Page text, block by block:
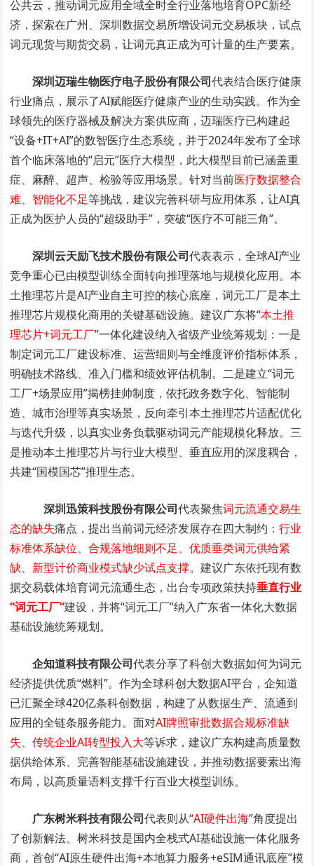
公共云，推动词元应用全域全时全行业落地培育OPC新经
济，探索在广州、深圳数据交易所增设词元交易板块，试点
词元现货与期货交易，让词元真正成为可计量的生产要素。
深圳迈瑞生物医疗电子股份有限公司代表结合医疗健康
行业痛点，展示了AI赋能医疗健康产业的生动实践。作为全
球领先的医疗器械及解决方案供应商，迈瑞医疗已构建起
“设备+IT+AI”的数智医疗生态系统，并于2024年发布了全球
首个临床落地的“启元”医疗大模型，此大模型目前已涵盖重
症、麻醉、超声、检验等应用场景。针对当前医疗数据整合
难、智能化不足等挑战，建议完善科研与应用体系，让AI真
正成为医护人员的“超级助手”，突破“医疗不可能三角”。
深圳云天励飞技术股份有限公司代表表示，全球AI产业
竞争重心已由模型训练全面转向推理落地与规模化应用。本
土推理芯片是AI产业自主可控的核心底座，词元工厂是本土
推理芯片规模化商用的关键基础设施。建议广东将“本土推
理芯片+词元工厂”一体化建设纳入省级产业统筹规划：一是
制定词元工厂建设标准、运营细则与全维度评价指标体系，
明确技术路线、准入门槛和绩效评估机制。二是建立“词元
工厂+场景应用”揭榜挂帅制度，依托政务数字化、智能制
造、城市治理等真实场景，反向牵引本土推理芯片适配优化
与迭代升级，以真实业务负载驱动词元产能规模化释放。三
是推动本土推理芯片与行业大模型、垂直应用的深度耦合，
共建“国模国芯”推理生态。
深圳迅策科技股份有限公司代表聚焦词元流通交易生
态的缺失痛点，提出当前词元经济发展存在四大制约：行业
标准体系缺位、合规落地细则不足、优质垂类词元供给紧
缺、新型计价商业模式缺少试点支撑。建议广东依托现有数
据交易载体培育词元流通生态，出台专项政策扶持垂直行业
“词元工厂”建设，并将“词元工厂”纳入广东省一体化大数据
基础设施统筹规划。
企知道科技有限公司代表分享了科创大数据如何为词元
经济提供优质“燃料”。作为全球科创大数据AI平台，企知道
已汇聚全球420亿条科创数据，构建了从数据生产、流通到
应用的全链条服务能力。面对AI牌照审批数据合规标准缺
失、传统企业AI转型投入大等诉求，建议广东构建高质量数
据供给体系、完善智能基础设施建设，并推动数据要素出海
布局，以高质量语料支撑千行百业大模型训练。
广东树米科技有限公司代表则从“AI硬件出海”角度提出
了创新解法。树米科技是国内全栈式AI基础设施一体化服务
商，首创“AI原生硬件出海+本地算力服务+eSIM通讯底座”模